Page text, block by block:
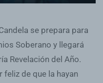
se prepara para
Soberano y llegará
Revelación del Año.
feliz de que la hayan